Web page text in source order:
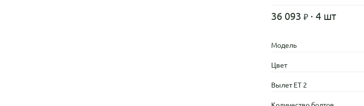
36 093 · 4 шт
Модель
Цвет
Вылет ET 2